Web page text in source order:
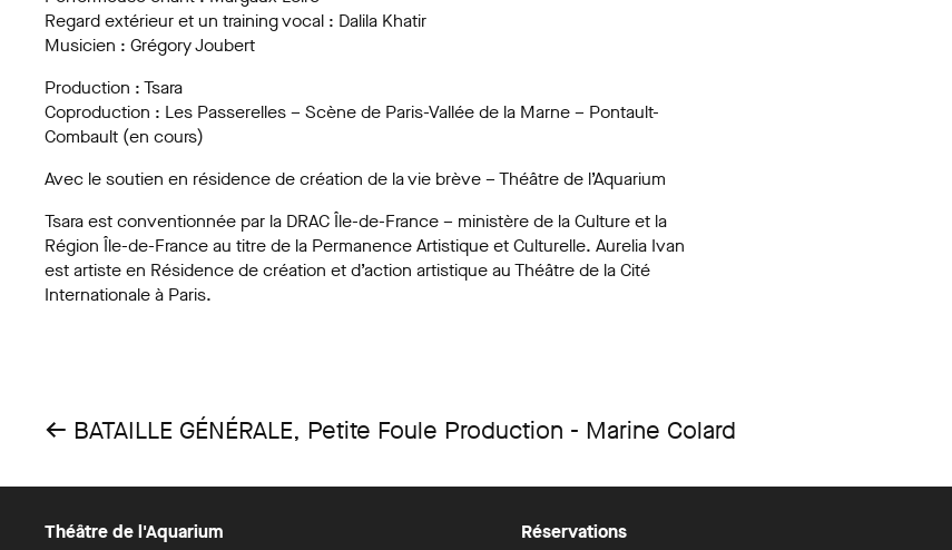
Regard extérieur et un training vocal : Dalila Khatir
Musicien : Grégory Joubert
Production : Tsara
Coproduction : Les Passerelles – Scène de Paris-Vallée de la Marne – Pontault-
Combault (en cours)
Avec le soutien en résidence de création de la vie brève – Théâtre de l’Aquarium
Tsara est conventionnée par la DRAC Île-de-France – ministère de la Culture et la
Région Île-de-France au titre de la Permanence Artistique et Culturelle. Aurelia Ivan
est artiste en Résidence de création et d’action artistique au Théâtre de la Cité
Internationale à Paris.
← BATAILLE GÉNÉRALE, Petite Foule Production - Marine Colard
Théâtre de l'Aquarium Réservations